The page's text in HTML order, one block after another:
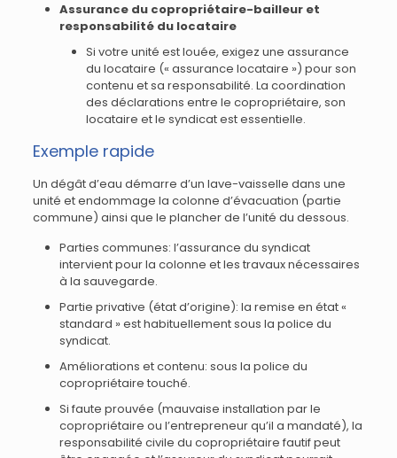
Assurance du copropriétaire-bailleur et
responsabilité du locataire
Si votre unité est louée, exigez une assurance
du locataire (« assurance locataire ») pour son
contenu et sa responsabilité. La coordination
des déclarations entre le copropriétaire, son
locataire et le syndicat est essentielle.
Exemple rapide
Un dégât d’eau démarre d’un lave-vaisselle dans une
unité et endommage la colonne d’évacuation (partie
commune) ainsi que le plancher de l’unité du dessous.
Parties communes: l’assurance du syndicat
intervient pour la colonne et les travaux nécessaires
à la sauvegarde.
Partie privative (état d’origine): la remise en état «
standard » est habituellement sous la police du
syndicat.
Améliorations et contenu: sous la police du
copropriétaire touché.
Si faute prouvée (mauvaise installation par le
copropriétaire ou l’entrepreneur qu’il a mandaté), la
responsabilité civile du copropriétaire fautif peut